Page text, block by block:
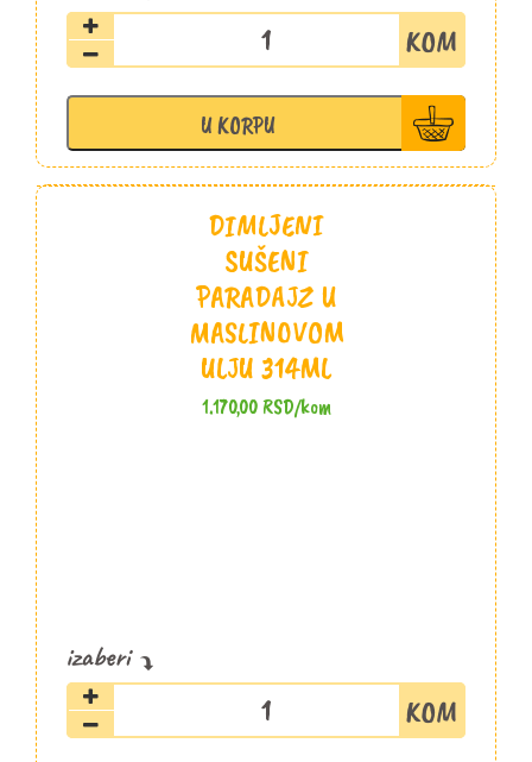
Sos
Fatalni
Škorpion
20
ml
količina
U KORPU
DIMLJENI
SUŠENI
PARADAJZ U
MASLINOVOM
ULJU 314ML
1.170,00RSD/kom
Dimljeni
sušeni